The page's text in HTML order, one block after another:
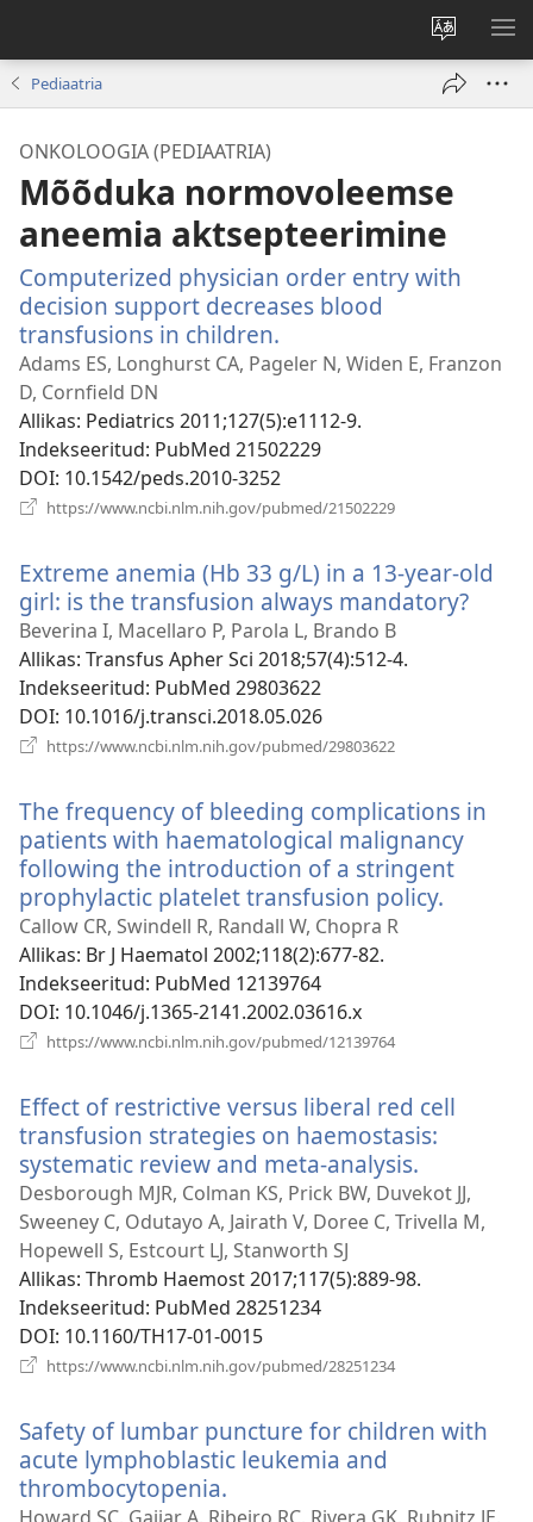
Muuda
veebisaidi
keelt
Pediaatria
ONKOLOOGIA (PEDIAATRIA)
Mõõduka normovoleemse
aneemia aktsepteerimine
Computerized physician order entry with
decision support decreases blood
transfusions in children.
uue
Adams ES, Longhurst CA, Pageler N, Widen E, Franzon
D, Cornfield DN
Allikas‎: Pediatrics 2011;127(5):e1112-9.
Indekseeritud‎: PubMed 21502229
DOI‎: 10.1542/peds.2010-3252
https://www.ncbi.nlm.nih.gov/pubmed/21502229
Extreme anemia (Hb 33 g/L) in a 13-year-old
girl: is the transfusion always mandatory?
Beverina I, Macellaro P, Parola L, Brando B
Allikas‎: Transfus Apher Sci 2018;57(4):512-4.
Indekseeritud‎: PubMed 29803622
DOI‎: 10.1016/j.transci.2018.05.026
https://www.ncbi.nlm.nih.gov/pubmed/29803622
The frequency of bleeding complications in
patients with haematological malignancy
following the introduction of a stringent
prophylactic platelet transfusion policy.
Callow CR, Swindell R, Randall W, Chopra R
Allikas‎: Br J Haematol 2002;118(2):677-82.
Indekseeritud‎: PubMed 12139764
DOI‎: 10.1046/j.1365-2141.2002.03616.x
https://www.ncbi.nlm.nih.gov/pubmed/12139764
Effect of restrictive versus liberal red cell
transfusion strategies on haemostasis:
systematic review and meta-analysis.
uue
akna)
Desborough MJR, Colman KS, Prick BW, Duvekot JJ,
Sweeney C, Odutayo A, Jairath V, Doree C, Trivella M,
Hopewell S, Estcourt LJ, Stanworth SJ
Allikas‎: Thromb Haemost 2017;117(5):889-98.
Indekseeritud‎: PubMed 28251234
DOI‎: 10.1160/TH17-01-0015
https://www.ncbi.nlm.nih.gov/pubmed/28251234
Safety of lumbar puncture for children with
acute lymphoblastic leukemia and
thrombocytopenia.